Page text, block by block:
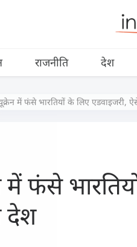
राजनीति देश
में फंसे भारतियों के लिए
में फंसे
देश